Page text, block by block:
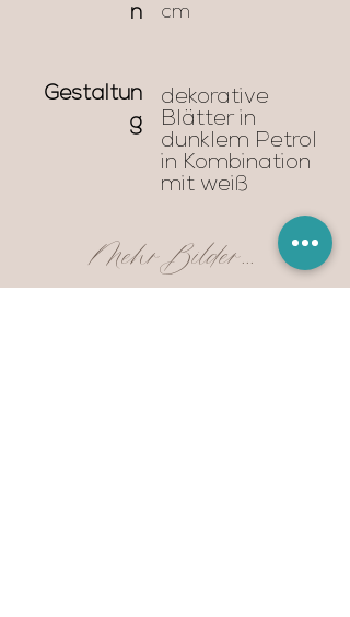
n
cm
Gestaltun
g
dekorative
Blätter in
dunklem Petrol
in Kombination
mit weiß
Mehr Bilder...